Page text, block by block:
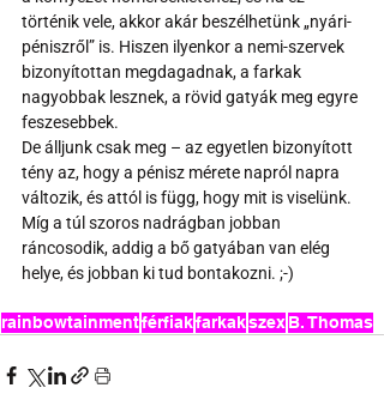
történik vele, akkor akár beszélhetünk „nyári-
péniszről” is. Hiszen ilyenkor a nemi-szervek
bizonyítottan megdagadnak, a farkak
nagyobbak lesznek, a rövid gatyák meg egyre
feszesebbek.
De álljunk csak meg – az egyetlen bizonyított
tény az, hogy a pénisz mérete napról napra
változik, és attól is függ, hogy mit is viselünk.
Míg a túl szoros nadrágban jobban
ráncosodik, addig a bő gatyában van elég
helye, és jobban ki tud bontakozni. ;-)
rainbowtainmentférfiakfarkakszexB. Thomas